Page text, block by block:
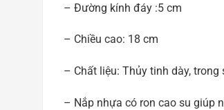
– Đường kính đáy :5 cm
– Chiều cao: 18 cm
– Chất liệu: Thủy tinh dày,
– Nắp nhựa có ron cao su giúp